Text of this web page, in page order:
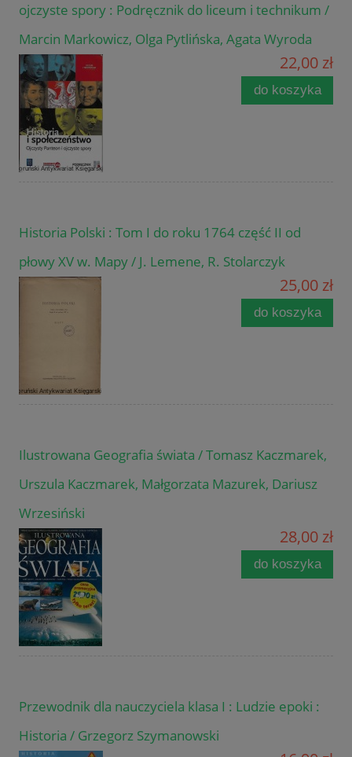
ojczyste spory : Podręcznik do liceum i technikum /
Marcin Markowicz, Olga Pytlińska, Agata Wyroda
22,00 zł
do koszyka
Historia Polski : Tom I do roku 1764 część II od
płowy XV w. Mapy / J. Lemene, R. Stolarczyk
25,00 zł
do koszyka
Ilustrowana Geografia świata / Tomasz Kaczmarek,
Urszula Kaczmarek, Małgorzata Mazurek, Dariusz
Wrzesiński
28,00 zł
do koszyka
Przewodnik dla nauczyciela klasa I : Ludzie epoki :
Historia / Grzegorz Szymanowski